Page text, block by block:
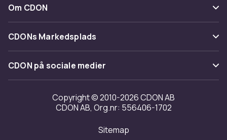
Kontakt os
Tilbagekaldelser
Kategorier
Maerke
Om CDON
Om os
Kundeanmeldelser
Arbejd på CDON
Investor relations
Tilgængelighed
CDONs Markedsplads
Merchant Help Center
CDON på sociale medier
Copyright © 2010-2026 CDON AB
CDON AB, Org.nr: 556406-1702
Sitemap